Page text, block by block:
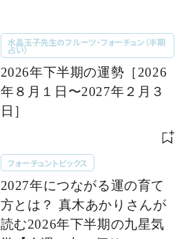
水晶玉子先生のフルーツ・フォーチュン（半期
占い）
2026年下半期の運勢［2026
年８月１日〜2027年２月３
日］
フォーチュントピックス
2027年につながる運の育て
方とは？ 真木あかりさんが
読む2026年下半期の九星気